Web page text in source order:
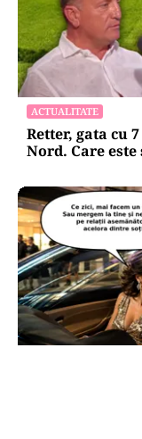
ACTUALITATE
Retter, gata cu
Nord. Care